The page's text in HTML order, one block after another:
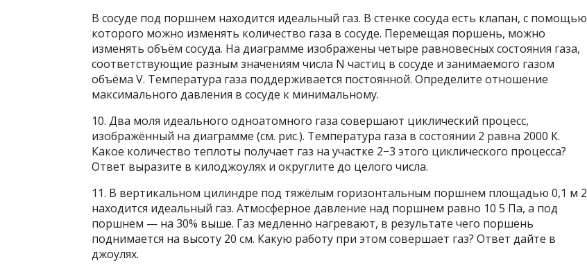
В сосуде под поршнем находится идеальный газ. В стенке сосуда есть клапан, с помощью
которого можно изменять количество газа в сосуде. Перемещая поршень, можно
изменять объём сосуда. На диаграмме изображены четыре равновесных состояния газа,
соответствующие разным значениям числа N частиц в сосуде и занимаемого газом
объёма V. Температура газа поддерживается постоянной. Определите отношение
максимального давления в сосуде к минимальному.
10. Два моля идеального одноатомного газа совершают циклический процесс,
изображённый на диаграмме (см. рис.). Температура газа в состоянии 2 равна 2000 К.
Какое количество теплоты получает газ на участке 2−3 этого циклического процесса?
Ответ выразите в килоджоулях и округлите до целого числа.
11. В вертикальном цилиндре под тяжёлым горизонтальным поршнем площадью 0,1 м 2
находится идеальный газ. Атмосферное давление над поршнем равно 10 5 Па, а под
поршнем — на 30% выше. Газ медленно нагревают, в результате чего поршень
поднимается на высоту 20 см. Какую работу при этом совершает газ? Ответ дайте в
джоулях.